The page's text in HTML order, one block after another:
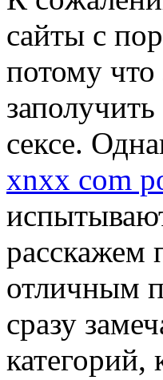
сайты с
потому
сексе.
xnxx com
расскажем
отличным
сразу